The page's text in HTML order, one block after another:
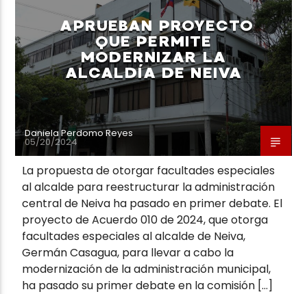
Neiva Estereo
APRUEBAN PROYECTO
QUE PERMITE
MODERNIZAR LA
ALCALDÍA DE NEIVA
Daniela Perdomo Reyes
05/20/2024
La propuesta de otorgar facultades especiales
al alcalde para reestructurar la administración
central de Neiva ha pasado en primer debate. El
proyecto de Acuerdo 010 de 2024, que otorga
facultades especiales al alcalde de Neiva,
Germán Casagua, para llevar a cabo la
modernización de la administración municipal,
ha pasado su primer debate en la comisión […]